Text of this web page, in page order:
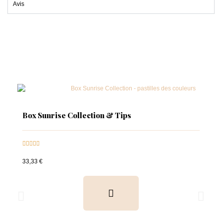
Avis
Box Sunrise Collection & Tips

33,33 €